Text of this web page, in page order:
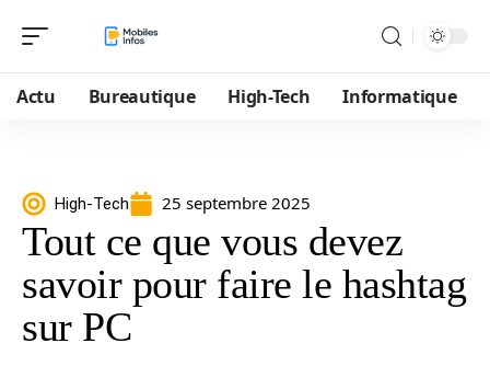
Actu Bureautique High-Tech Informatique
High-Tech 25 septembre 2025
Tout ce que vous devez
savoir pour faire le hashtag
sur PC